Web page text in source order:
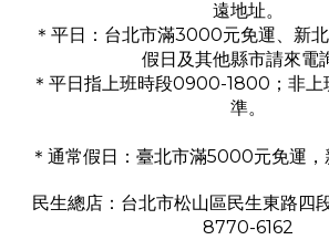
遠地址。
＊平日：台北市滿3000元免運、新
假日及其他縣市請來電
＊平日指上班時段0900-1800；非上
準。
＊通常假日：臺北市滿5000元免運，
民生總店：台北市松山區民生東路四
8770-6162